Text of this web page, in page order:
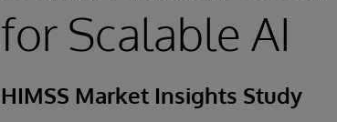
for Scalable AI
HIMSS Market Insights Study